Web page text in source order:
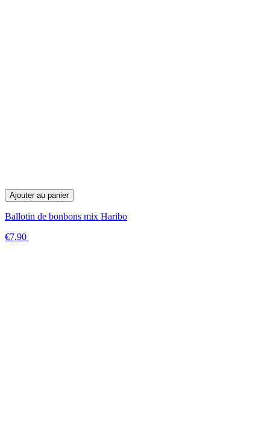
Ajouter au panier
Ballotin de bonbons mix Haribo
€7,90